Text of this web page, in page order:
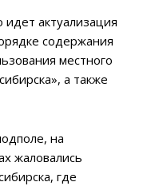
актуализация
содержания
местного
а также
на
жаловались
где